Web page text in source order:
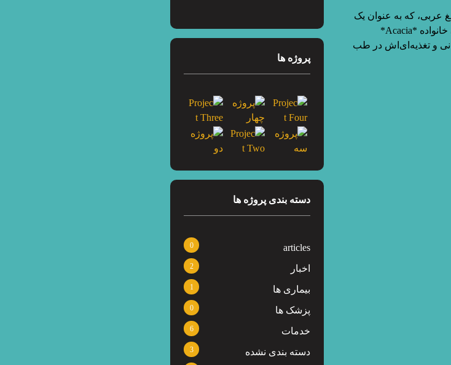
که به عنوان یک
ماده طبیعی و گیاهی شناخته می‌شود، از درختان خانواده *Acacia*
و تغذیه‌ای‌اش در طب
پروژه ها
دسته بندی پروژه ها
articles
0
اخبار 2
بیماری ها 1
پزشک ها 0
خدمات 6
دسته بندی نشده 3